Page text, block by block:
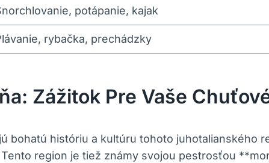
potápanie,‍ kajak
rybačka, prechádzky
Zážitok Pre Vaše
bohatú históriu a kultúru tohoto juhotalianského​
region je tiež známy svojou pestrosťou